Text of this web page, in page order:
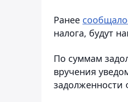
Ранее
налога, будут
По суммам
вручения
задолженности